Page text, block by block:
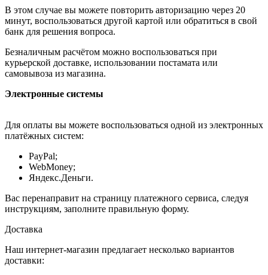
В этом случае вы можете повторить авторизацию через 20
минут, воспользоваться другой картой или обратиться в свой
банк для решения вопроса.
Безналичным расчётом можно воспользоваться при
курьерской доставке, использовании постамата или
самовывоза из магазина.
Электронные системы
Для оплаты вы можете воспользоваться одной из электронных
платёжных систем:
PayPal;
WebMoney;
Яндекс.Деньги.
Вас перенаправит на страницу платежного сервиса, следуя
инструкциям, заполните правильную форму.
Доставка
Наш интернет-магазин предлагает несколько вариантов
доставки: